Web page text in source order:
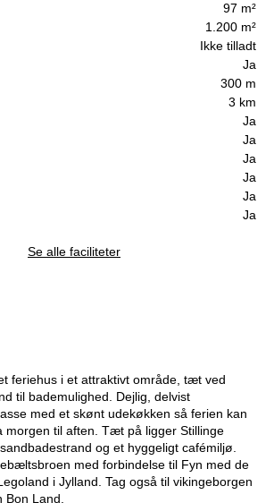
97 m²
1.200 m²
Ikke tilladt
Ja
300 m
3 km
Ja
Ja
Ja
Ja
Ja
Ja
Se alle faciliteter
feriehus i et attraktivt område, tæt ved
til bademulighed. Dejlig, delvist
med et skønt udekøkken så ferien kan
morgen til aften. Tæt på ligger Stillinge
og et hyggeligt cafémiljø.
med forbindelse til Fyn med de
i Jylland. Tag også til vikingeborgen
Bon Land.